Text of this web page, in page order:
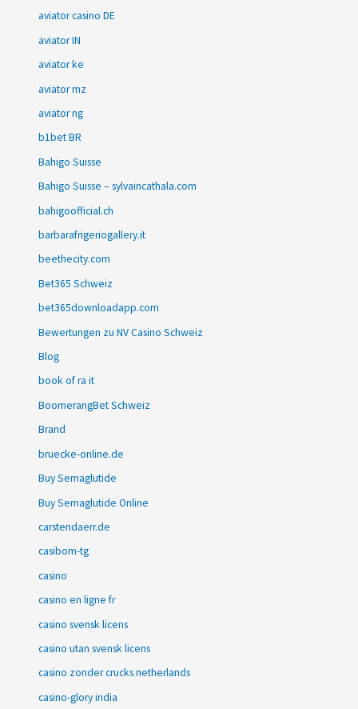
aviator casino DE
aviator IN
aviator ke
aviator mz
aviator ng
b1bet BR
Bahigo Suisse
Bahigo Suisse – sylvaincathala.com
bahigoofficial.ch
barbarafrigeriogallery.it
beethecity.com
Bet365 Schweiz
bet365downloadapp.com
Bewertungen zu NV Casino Schweiz
Blog
book of ra it
BoomerangBet Schweiz
Brand
bruecke-online.de
Buy Semaglutide
Buy Semaglutide Online
carstendaerr.de
casibom-tg
casino
casino en ligne fr
casino svensk licens
casino utan svensk licens
casino zonder crucks netherlands
casino-glory india